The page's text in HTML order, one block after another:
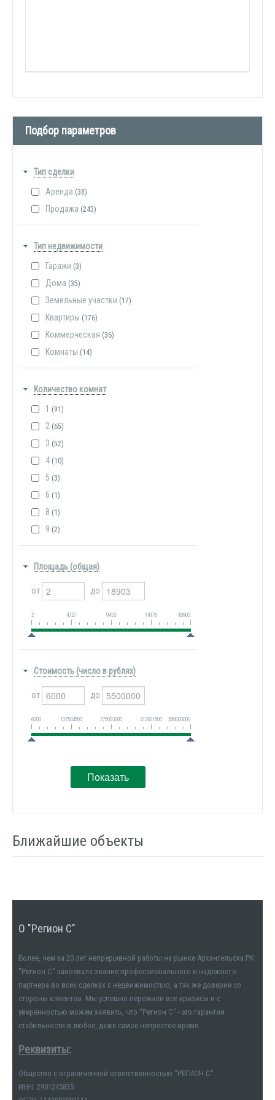
Подбор параметров
Тип сделки
Аренда (38)
Продажа (243)
Тип недвижимости
Гаражи (3)
Дома (35)
Земельные участки (17)
Квартиры (176)
Коммерческая (36)
Комнаты (14)
Количество комнат
1 (91)
2 (65)
3 (52)
4 (10)
5 (3)
6 (1)
8 (1)
9 (2)
Площадь (общая)
от до
2 4727 9453 14178 18903
Стоимость (число в рублях)
от до
6000 137504500 275003000 412501500 550000000
Ближайшие объекты
О "Регион С"
Более, чем за 20 лет непрерывной работы на рынке Архангельска РК
"Регион С" завоевала звание профессионального и надежного
партнера во всех сделках с недвижимостью, а так же доверие со
стороны клиентов. Мы успешно пережили все кризисы и с
уверенностью можем заявить, что "Регион С" - это гарантия
стабильности в любое, даже самое непростое время.
Реквизиты:
Общество с ограниченной ответственностью "РЕГИОН С"
ИНН: 2901245835